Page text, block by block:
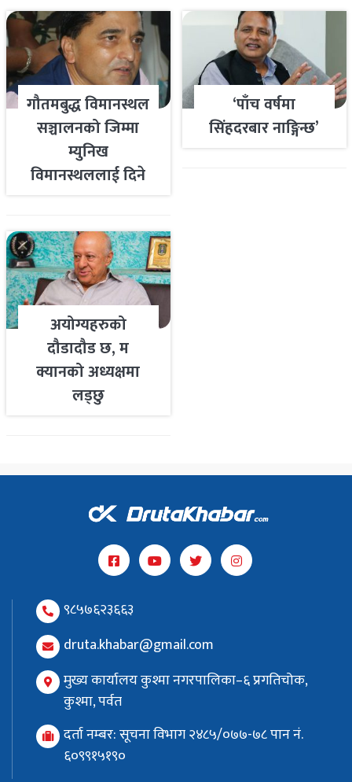
गौतमबुद्ध विमानस्थल
सञ्चालनको जिम्मा
म्युनिख
विमानस्थललाई दिने
‘पाँच वर्षमा
सिंहदरबार नाङ्गिन्छ’
अयोग्यहरुको
दौडादौड छ, म
क्यानको अध्यक्षमा
लड्छु
९८५७६२३६६३
druta.khabar@gmail.com
मुख्य कार्यालय कुश्मा नगरपालिका–६ प्रगतिचोक,
कुश्मा, पर्वत
दर्ता नम्बर: सूचना विभाग २४८५/०७७-७८ पान नं.
६०९९१५१९०